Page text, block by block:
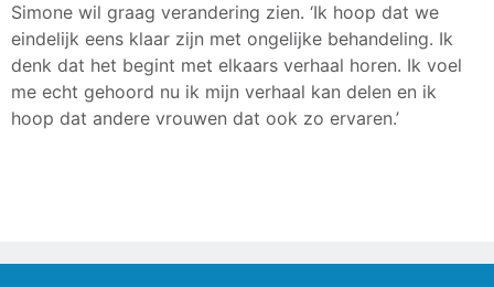
Simone wil graag verandering zien. ‘Ik hoop dat we
eindelijk eens klaar zijn met ongelijke behandeling. Ik
denk dat het begint met elkaars verhaal horen. Ik voel
me echt gehoord nu ik mijn verhaal kan delen en ik
hoop dat andere vrouwen dat ook zo ervaren.’